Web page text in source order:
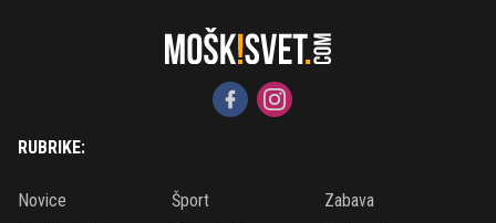
RUBRIKE:
Novice Šport
Zabava